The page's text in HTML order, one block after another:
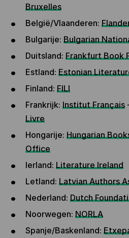
Bruxelles
België/Vlaanderen:
Bulgarije: Bulgarian
Duitsland: Frankfurt Book
Estland: Estonian
Finland: FILI
Frankrijk: Institut Français
Livre
Hongarije: Hungarian
Office
Ierland: Literature Ireland
Letland: Latvian Authors
Nederland: Dutch
Noorwegen: NORLA
Spanje/Baskenland: